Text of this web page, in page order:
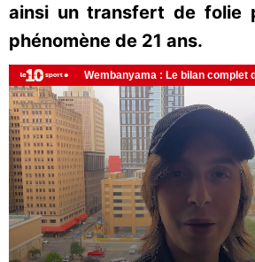
ainsi un transfert de folie
phénomène de 21 ans.